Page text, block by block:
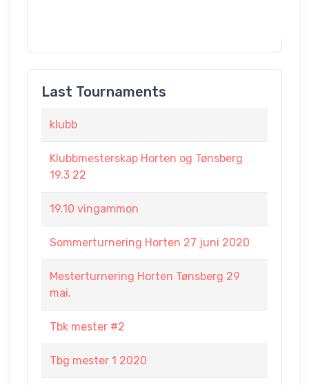
Last Tournaments
klubb
Klubbmesterskap Horten og Tønsberg
19.3 22
19.10 vingammon
Sommerturnering Horten 27 juni 2020
Mesterturnering Horten Tønsberg 29
mai.
Tbk mester #2
Tbg mester 1 2020